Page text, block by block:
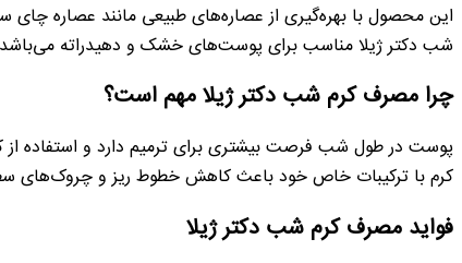
شب دکتر ژیلا مناسب برای پوست‌های خشک و دهیدراته
چرا مصرف کرم شب دکتر ژیلا مهم است؟
پوست در طول شب فرصت بیشتری برای ترمیم دارد و استفاده از
کرم با ترکیبات خاص خود باعث کاهش خطوط ریز و چروک‌های
فواید مصرف کرم شب دکتر ژیلا